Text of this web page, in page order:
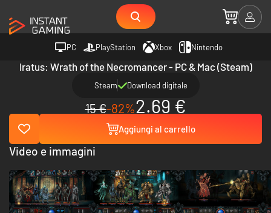
PC PlayStation Xbox Nintendo
Iratus: Wrath of the Necromancer - PC & Mac (Steam)
Steam Download digitale
15 €-82%2.69 €
Aggiungi al carrello
Video e immagini